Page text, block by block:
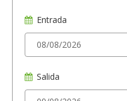
Entrada
Salida